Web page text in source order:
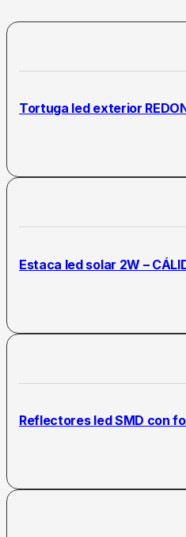
Tortuga led exterior
Estaca led solar 2W –
Reflectores led SMD con